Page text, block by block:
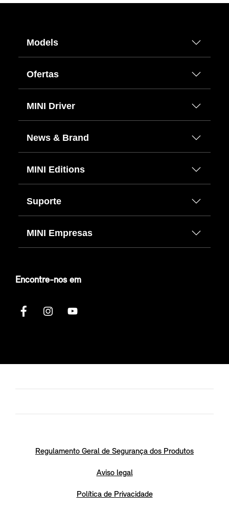
Models
Ofertas
MINI Driver
News & Brand
MINI Editions
Suporte
MINI Empresas
Encontre-nos em
Regulamento Geral de Segurança dos Produtos
Aviso legal
Política de Privacidade